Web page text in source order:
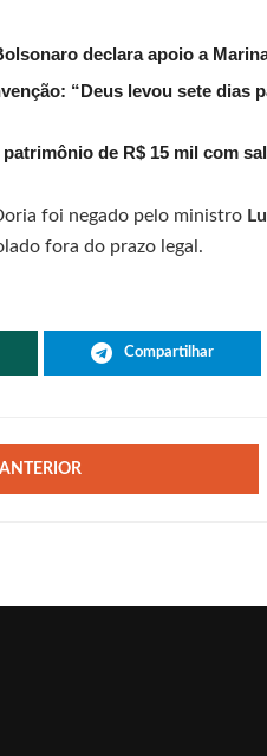
declara apoio a
“Deus levou sete dias
de R$ 15 mil com
foi negado pelo ministro
fora do prazo legal.
Compartilhar
ANTERIOR